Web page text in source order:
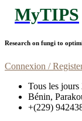
MyTIPS
Research on fungi to
Connexion /
Tous les jours
Bénin,
+(229)